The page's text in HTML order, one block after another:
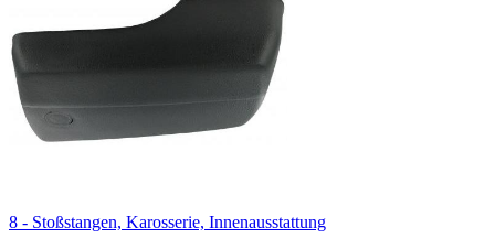
8 - Stoßstangen, Karosserie, Innenausstattung